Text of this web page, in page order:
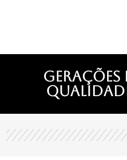
Gerações